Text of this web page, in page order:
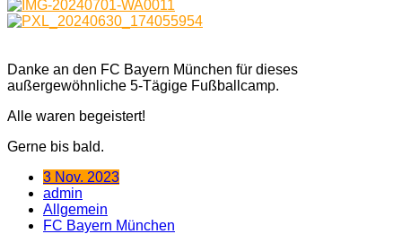
Danke an den FC Bayern München für dieses
außergewöhnliche 5-Tägige Fußballcamp.
Alle waren begeistert!
Gerne bis bald.
3 Nov. 2023
admin
Allgemein
FC Bayern München